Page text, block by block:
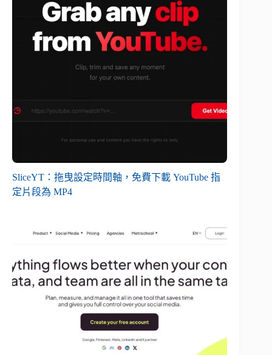
SliceYT：拖曳設定時間軸，免費下載 YouTube 指
定片段為 MP4